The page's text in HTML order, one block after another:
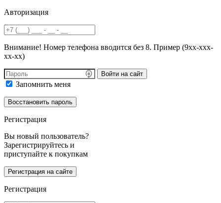
Авторизация
Внимание! Номер телефона вводится без 8. Пример (9хх-ххх-
хх-хх)
Войти на сайт
Запомнить меня
Регистрация
Вы новый пользователь?
Зарегистрируйтесь и
приступайте к покупкам
Регистрация